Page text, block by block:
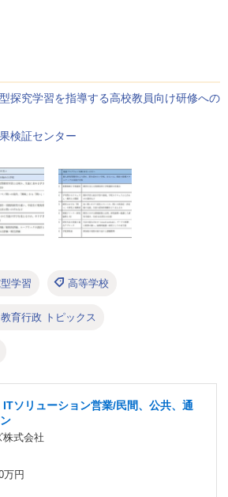
探究学習を指導する高校教員向け研修への
検証センター
学習 高等学校
教育行政 トピックス
ITソリューション営業/民間、公共、通
株式会社
万円